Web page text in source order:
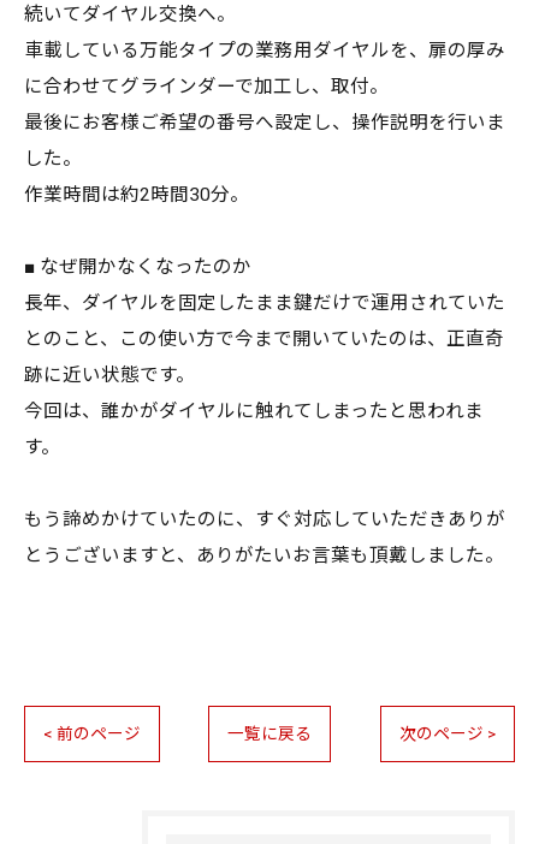
続いてダイヤル交換へ。
車載している万能タイプの業務用ダイヤルを、扉の厚み
に合わせてグラインダーで加工し、取付。
最後にお客様ご希望の番号へ設定し、操作説明を行いま
した。
作業時間は約2時間30分。
■ なぜ開かなくなったのか
長年、ダイヤルを固定したまま鍵だけで運用されていた
とのこと、この使い方で今まで開いていたのは、正直奇
跡に近い状態です。
今回は、誰かがダイヤルに触れてしまったと思われま
す。
もう諦めかけていたのに、すぐ対応していただきありが
とうございますと、ありがたいお言葉も頂戴しました。
< 前のページ 一覧に戻る 次のページ >